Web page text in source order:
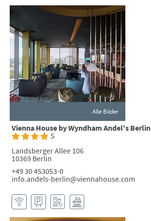
Alle Bilder
Vienna House by Wyndham Andel's Berlin
S
Landsberger Allee 106
10369 Berlin
+49 30 453053-0
info.andels-berlin@viennahouse.com